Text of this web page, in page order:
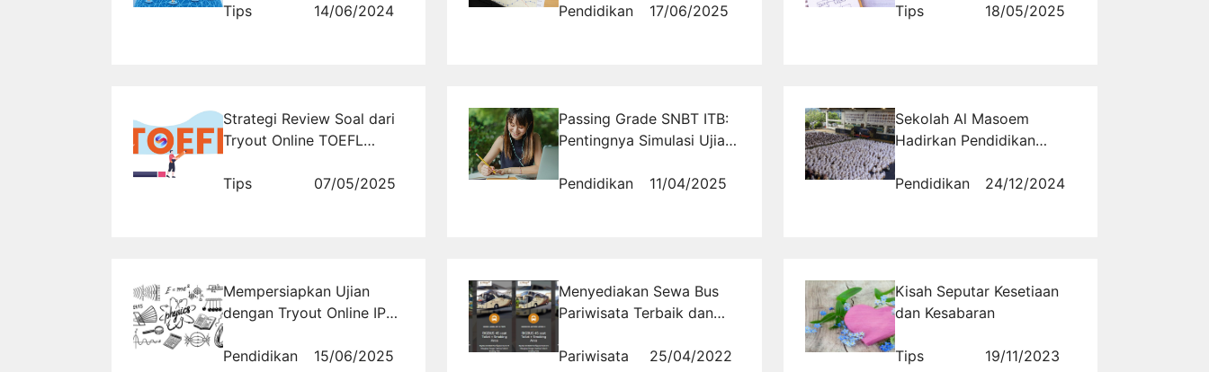
Tips
14/06/2024
Pendidikan
17/06/2025
Tips
18/05/2025
Strategi Review Soal dari
Tryout Online TOEFL
Skor
Tips 07/05/2025
Passing Grade SNBT ITB:
Pentingnya Simulasi Ujian
Pendidikan
11/04/2025
Sekolah Al Masoem
Hadirkan Pendidikan
Berkualitas Islami
Pendidikan
24/12/2024
Mempersiapkan Ujian
dengan Tryout Online IPA
Pendidikan
15/06/2025
Menyediakan Sewa Bus
Pariwisata Terbaik dan
Pariwisata
25/04/2022
Kisah Seputar Kesetiaan
dan Kesabaran
Tips 19/11/2023